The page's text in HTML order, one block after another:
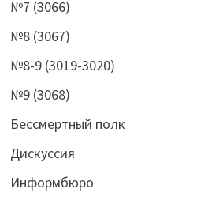
№7 (3066)
№8 (3067)
№8-9 (3019-3020)
№9 (3068)
Бессмертный полк
Дискуссия
Информбюро